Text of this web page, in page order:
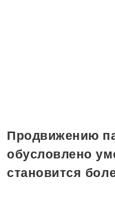
Продвижению
обусловлено
становится